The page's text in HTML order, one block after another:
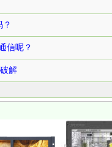
？
信呢？
解